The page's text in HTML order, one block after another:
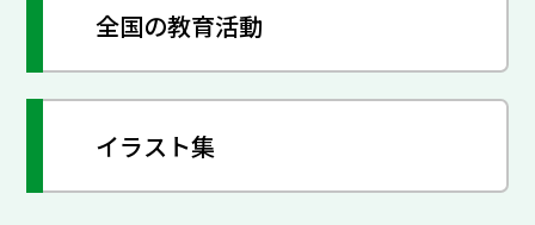
全国の教育活動
イラスト集